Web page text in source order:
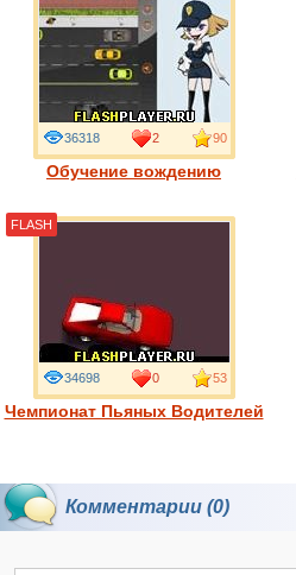
Обучение вождению
36318 2 90
Чемпионат Пьяных Водителей
34698 0 53
FLASH
Комментарии (0)